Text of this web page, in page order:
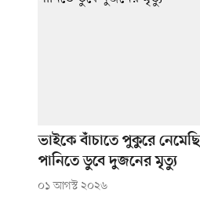
ভাইকে বাঁচাতে পুকুরে
পানিতে ডুবে দুজনের মৃত্যু
০১ আগস্ট ২০২৬